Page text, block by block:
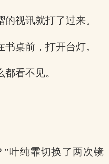
视讯就打了过来。
桌前，打开台灯。
看不见。
”叶纯霏切换了两次镜